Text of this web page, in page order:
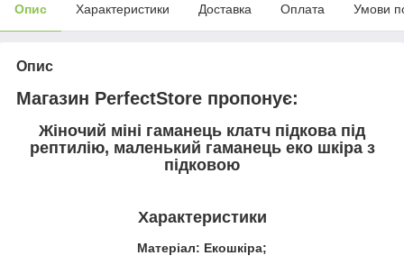
Опис Характеристики Доставка Оплата Умови
Опис
Магазин PerfectStore пропонує:
Жіночий міні гаманець клатч підкова під
рептилію, маленький гаманець еко шкіра з
підковою
Характеристики
Матеріал: Екошкіра;